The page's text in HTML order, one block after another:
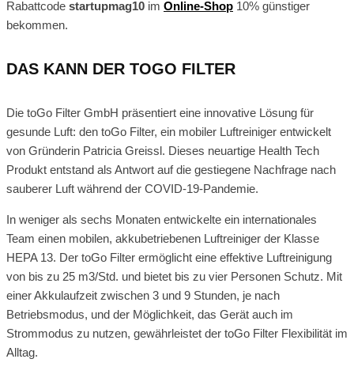
Rabattcode startupmag10 im Online-Shop 10% günstiger
bekommen.
DAS KANN DER TOGO FILTER
Die toGo Filter GmbH präsentiert eine innovative Lösung für
gesunde Luft: den toGo Filter, ein mobiler Luftreiniger entwickelt
von Gründerin Patricia Greissl. Dieses neuartige Health Tech
Produkt entstand als Antwort auf die gestiegene Nachfrage nach
sauberer Luft während der COVID-19-Pandemie.
In weniger als sechs Monaten entwickelte ein internationales
Team einen mobilen, akkubetriebenen Luftreiniger der Klasse
HEPA 13. Der toGo Filter ermöglicht eine effektive Luftreinigung
von bis zu 25 m3/Std. und bietet bis zu vier Personen Schutz. Mit
einer Akkulaufzeit zwischen 3 und 9 Stunden, je nach
Betriebsmodus, und der Möglichkeit, das Gerät auch im
Strommodus zu nutzen, gewährleistet der toGo Filter Flexibilität im
Alltag.